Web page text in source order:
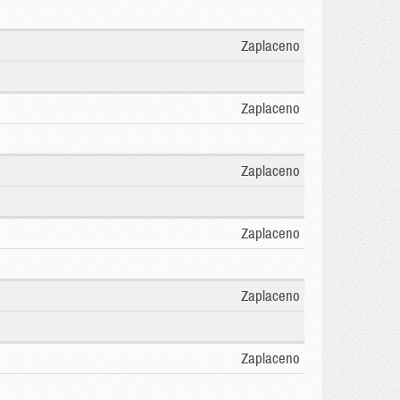
Zaplaceno
Zaplaceno
Zaplaceno
Zaplaceno
Zaplaceno
Zaplaceno